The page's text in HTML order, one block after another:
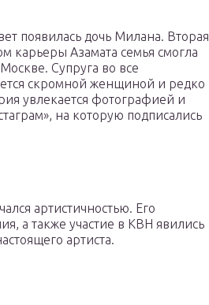
появилась дочь Милана. Вторая
карьеры Азамата семья смогла
Супруга во все
скромной женщиной и редко
увлекается фотографией и
на которую подписались
артистичностью. Его
а также участие в КВН явились
артиста.